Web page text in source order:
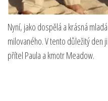
Nyní, jako dospělá a krásná
milovaného. V tento důležitý den
přítel Paula a kmotr Meadow.